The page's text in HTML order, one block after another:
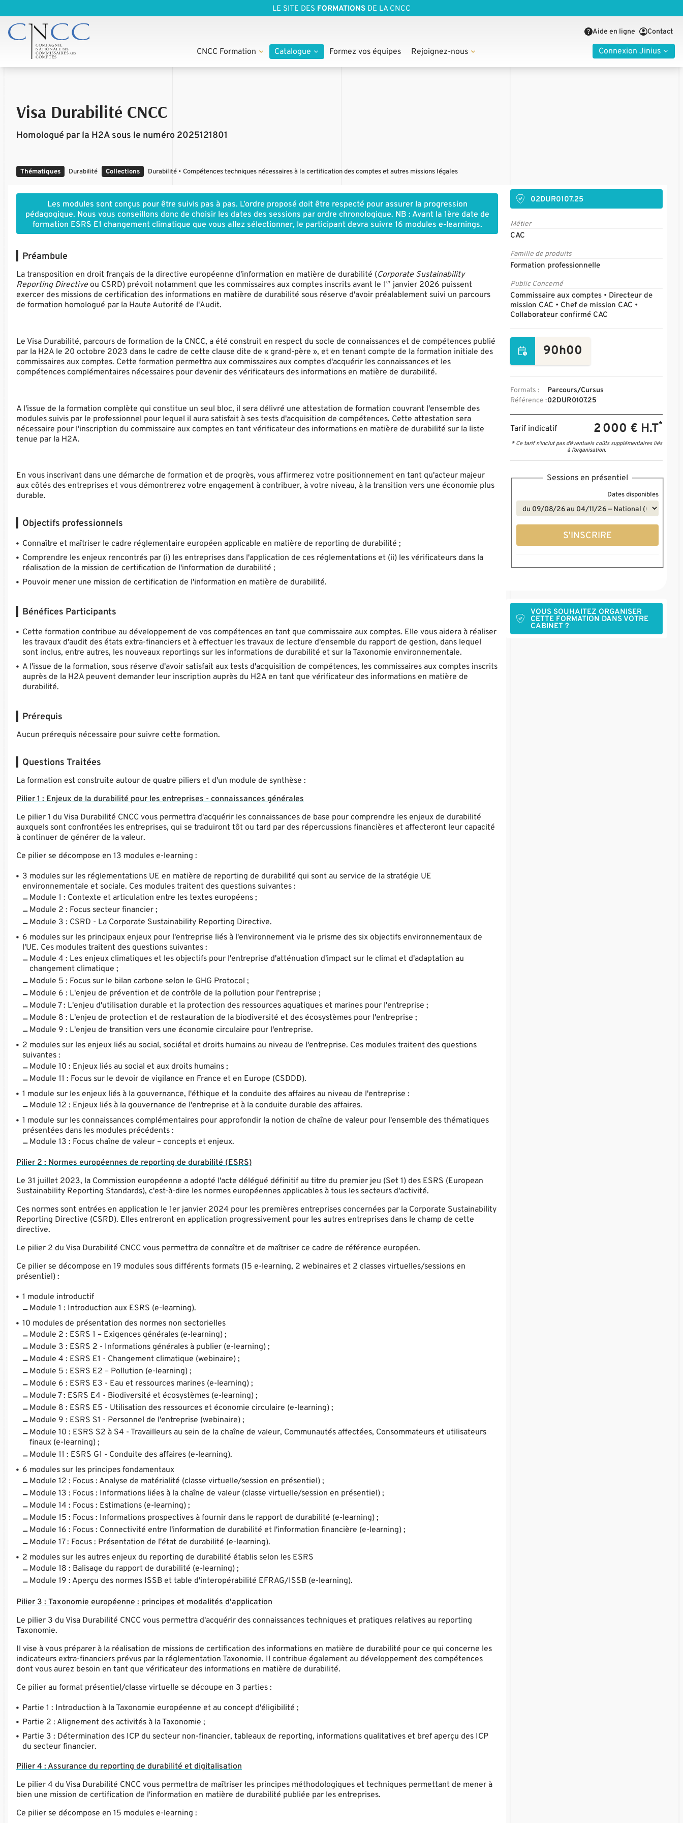
LE SITE DES FORMATIONS DE LA CNCC
CNCC Formation Catalogue Formez vos équipes Rejoignez-nous
Aide en ligne Contact
Connexion Jinius
Visa Durabilité CNCC
Homologué par la H2A sous le numéro 2025121801
Thématiques Durabilité Collections Durabilité • Compétences techniques nécessaires à la certification des comptes et autres missions légales
Les modules sont conçus pour être suivis pas à pas. L’ordre proposé doit être respecté pour assurer la progression
pédagogique. Nous vous conseillons donc de choisir les dates des sessions par ordre chronologique. NB : Avant la 1ère date de
formation ESRS E1 changement climatique que vous allez sélectionner, le participant devra suivre 16 modules e-learnings.
Préambule
La transposition en droit français de la directive européenne d'information en matière de durabilité (Corporate Sustainability
Reporting Directiveou CSRD) prévoit notamment que les commissaires aux comptes inscrits avant le 1erjanvier 2026 puissent
exercer des missions de certification des informations en matière de durabilité sous réserve d'avoir préalablement suivi un parcours
de formation homologué par la Haute Autorité de l'Audit.
Le Visa Durabilité, parcours de formation de la CNCC, a été construit en respect du socle de connaissances et de compétences publié
par la H2A le 20 octobre 2023 dans le cadre de cette clause dite de « grand-père », et en tenant compte de la formation initiale des
commissaires aux comptes. Cette formation permettra aux commissaires aux comptes d'acquérir les connaissances et les
compétences complémentaires nécessaires pour devenir des vérificateurs des informations en matière de durabilité.
A l'issue de la formation complète qui constitue un seul bloc, il sera délivré une attestation de formation couvrant l'ensemble des
modules suivis par le professionnel pour lequel il aura satisfait à ses tests d'acquisition de compétences. Cette attestation sera
nécessaire pour l'inscription du commissaire aux comptes en tant vérificateur des informations en matière de durabilité sur la liste
tenue par la H2A.
En vous inscrivant dans une démarche de formation et de progrès, vous affirmerez votre positionnement en tant qu'acteur majeur
aux côtés des entreprises et vous démontrerez votre engagement à contribuer, à votre niveau, à la transition vers une économie plus
durable.
Objectifs professionnels
Connaître et maîtriser le cadre réglementaire européen applicable en matière de reporting de durabilité ;
Comprendre les enjeux rencontrés par (i) les entreprises dans l'application de ces réglementations et (ii) les vérificateurs dans la
réalisation de la mission de certification de l'information de durabilité ;
Pouvoir mener une mission de certification de l'information en matière de durabilité.
Bénéfices Participants
Cette formation contribue au développement de vos compétences en tant que commissaire aux comptes. Elle vous aidera à réaliser
les travaux d'audit des états extra-financiers et à effectuer les travaux de lecture d'ensemble du rapport de gestion, dans lequel
sont inclus, entre autres, les nouveaux reportings sur les informations de durabilité et sur la Taxonomie environnementale.
A l'issue de la formation, sous réserve d'avoir satisfait aux tests d'acquisition de compétences, les commissaires aux comptes inscrits
auprès de la H2A peuvent demander leur inscription auprès du H2A en tant que vérificateur des informations en matière de
durabilité.
Prérequis
Aucun prérequis nécessaire pour suivre cette formation.
Questions Traitées
La formation est construite autour de quatre piliers et d'un module de synthèse :
Pilier 1 : Enjeux de la durabilité pour les entreprises - connaissances générales
Le pilier 1 du Visa Durabilité CNCC vous permettra d'acquérir les connaissances de base pour comprendre les enjeux de durabilité
auxquels sont confrontées les entreprises, qui se traduiront tôt ou tard par des répercussions financières et affecteront leur capacité
à continuer de générer de la valeur.
Ce pilier se décompose en 13 modules e-learning :
3 modules sur les réglementations UE en matière de reporting de durabilité qui sont au service de la stratégie UE
environnementale et sociale. Ces modules traitent des questions suivantes :
Module 1 : Contexte et articulation entre les textes européens ;
Module 2 : Focus secteur financier ;
Module 3 : CSRD - La Corporate Sustainability Reporting Directive.
6 modules sur les principaux enjeux pour l'entreprise liés à l'environnement via le prisme des six objectifs environnementaux de
l'UE. Ces modules traitent des questions suivantes :
Module 4 : Les enjeux climatiques et les objectifs pour l'entreprise d'atténuation d'impact sur le climat et d'adaptation au
changement climatique ;
Module 5 : Focus sur le bilan carbone selon le GHG Protocol ;
Module 6 : L'enjeu de prévention et de contrôle de la pollution pour l'entreprise ;
Module 7 : L'enjeu d'utilisation durable et la protection des ressources aquatiques et marines pour l'entreprise ;
Module 8 : L'enjeu de protection et de restauration de la biodiversité et des écosystèmes pour l'entreprise ;
Module 9 : L'enjeu de transition vers une économie circulaire pour l'entreprise.
2 modules sur les enjeux liés au social, sociétal et droits humains au niveau de l'entreprise. Ces modules traitent des questions
suivantes :
Module 10 : Enjeux liés au social et aux droits humains ;
Module 11 : Focus sur le devoir de vigilance en France et en Europe (CSDDD).
1 module sur les enjeux liés à la gouvernance, l'éthique et la conduite des affaires au niveau de l'entreprise :
Module 12 : Enjeux liés à la gouvernance de l'entreprise et à la conduite durable des affaires.
1 module sur les connaissances complémentaires pour approfondir la notion de chaîne de valeur pour l'ensemble des thématiques
présentées dans les modules précédents :
Module 13 : Focus chaîne de valeur – concepts et enjeux.
Pilier 2 : Normes européennes de reporting de durabilité (ESRS)
Le 31 juillet 2023, la Commission européenne a adopté l'acte délégué définitif au titre du premier jeu (Set 1) des ESRS (European
Sustainability Reporting Standards), c'est-à-dire les normes européennes applicables à tous les secteurs d'activité.
Ces normes sont entrées en application le 1er janvier 2024 pour les premières entreprises concernées par la Corporate Sustainability
Reporting Directive (CSRD). Elles entreront en application progressivement pour les autres entreprises dans le champ de cette
directive.
Le pilier 2 du Visa Durabilité CNCC vous permettra de connaître et de maîtriser ce cadre de référence européen.
Ce pilier se décompose en 19 modules sous différents formats (15 e-learning, 2 webinaires et 2 classes virtuelles/sessions en
présentiel) :
1 module introductif
Module 1 : Introduction aux ESRS (e-learning).
10 modules de présentation des normes non sectorielles
Module 2 : ESRS 1 – Exigences générales (e-learning) ;
Module 3 : ESRS 2 - Informations générales à publier (e-learning) ;
Module 4 : ESRS E1 - Changement climatique (webinaire) ;
Module 5 : ESRS E2 – Pollution (e-learning) ;
Module 6 : ESRS E3 - Eau et ressources marines (e-learning) ;
Module 7 : ESRS E4 - Biodiversité et écosystèmes (e-learning) ;
Module 8 : ESRS E5 - Utilisation des ressources et économie circulaire (e-learning) ;
Module 9 : ESRS S1 - Personnel de l'entreprise (webinaire) ;
Module 10 : ESRS S2 à S4 - Travailleurs au sein de la chaîne de valeur, Communautés affectées, Consommateurs et utilisateurs
finaux (e-learning) ;
Module 11 : ESRS G1 - Conduite des affaires (e-learning).
6 modules sur les principes fondamentaux
Module 12 : Focus : Analyse de matérialité (classe virtuelle/session en présentiel) ;
Module 13 : Focus : Informations liées à la chaîne de valeur (classe virtuelle/session en présentiel) ;
Module 14 : Focus : Estimations (e-learning) ;
Module 15 : Focus : Informations prospectives à fournir dans le rapport de durabilité (e-learning) ;
Module 16 : Focus : Connectivité entre l'information de durabilité et l'information financière (e-learning) ;
Module 17 : Focus : Présentation de l'état de durabilité (e-learning).
2 modules sur les autres enjeux du reporting de durabilité établis selon les ESRS
Module 18 : Balisage du rapport de durabilité (e-learning) ;
Module 19 : Aperçu des normes ISSB et table d'interopérabilité EFRAG/ISSB (e-learning).
Pilier 3 : Taxonomie européenne : principes et modalités d'application
Le pilier 3 du Visa Durabilité CNCC vous permettra d'acquérir des connaissances techniques et pratiques relatives au reporting
Taxonomie.
Il vise à vous préparer à la réalisation de missions de certification des informations en matière de durabilité pour ce qui concerne les
indicateurs extra-financiers prévus par la réglementation Taxonomie. Il contribue également au développement des compétences
dont vous aurez besoin en tant que vérificateur des informations en matière de durabilité.
Ce pilier au format présentiel/classe virtuelle se découpe en 3 parties :
Partie 1 : Introduction à la Taxonomie européenne et au concept d'éligibilité ;
Partie 2 : Alignement des activités à la Taxonomie ;
Partie 3 : Détermination des ICP du secteur non-financier, tableaux de reporting, informations qualitatives et bref aperçu des ICP
du secteur financier.
Pilier 4 : Assurance du reporting de durabilité et digitalisation
Le pilier 4 du Visa Durabilité CNCC vous permettra de maîtriser les principes méthodologiques et techniques permettant de mener à
bien une mission de certification de l'information en matière de durabilité publiée par les entreprises.
Ce pilier se décompose en 15 modules e-learning :
02DUR0107.25
Métier
CAC
Famille de produits
Formation professionnelle
Public Concerné
Commissaire aux comptes • Directeur de
mission CAC • Chef de mission CAC •
Collaborateur confirmé CAC
90h00
Formats :
Parcours/Cursus
Référence :02DUR0107.25
Tarif indicatif 2 000 € H.T*
* Ce tarif n’inclut pas d’éventuels coûts supplémentaires liés
à l’organisation.
Sessions en présentiel
Dates disponibles
S'INSCRIRE
VOUS SOUHAITEZ ORGANISER
CETTE FORMATION DANS VOTRE
CABINET ?